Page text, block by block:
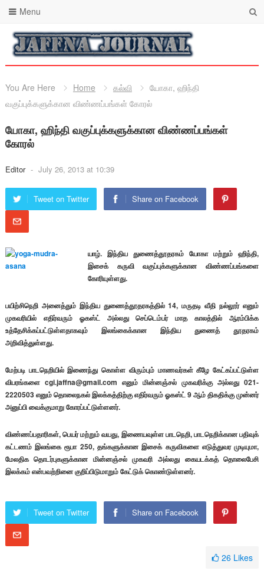
Menu
You Are Here Home கல்வி
யோகா, ஹிந்தி
வகுப்புக்களுக்கான விண்ணப்பங்கள் கோரல்
யோகா, ஹிந்தி வகுப்புக்களுக்கான விண்ணப்பங்கள்
கோரல்
Editor - July 26, 2013 at 10:39
Tweet on Twitter Share on Facebook
யாழ். இந்திய துணைத்தூதரகம் யோகா மற்றும் ஹிந்தி,
இசைக் கருவி வகுப்புக்களுக்கான விண்ணப்பங்களை
கோரியுள்ளது.
பயிற்சிநெறி அனைத்தும் இந்திய துணைத்தூதரகத்தில் 14, மருதடி வீதி நல்லூர் எனும்
முகவரியில் எதிர்வரும் ஓகஸ்ட் அல்லது செப்டெம்பர் மாத காலத்தில் ஆரம்பிக்க
உத்தேசிக்கப்பட்டுள்ளதாகவும் இலங்கைக்கான இந்திய துணைத் தூதரகம்
அறிவித்துள்ளது.
மேற்படி பாடநெறியில் இணைந்து கொள்ள விரும்பும் மாணவர்கள் கீழே கேட்கப்பட்டுள்ள
விபரங்களை cgi.jaffna@gmail.com எனும் மின்னஞ்சல் முகவரிக்கு அல்லது 021-
2220503 எனும் தொலைநகல் இலக்கத்திற்கு எதிர்வரும் ஓகஸ்ட் 9 ஆம் திகதிக்கு முன்னர்
அனுப்பி வைக்குமாறு கோரப்பட்டுள்ளனர்.
விண்ணப்பதாரிகள், பெயர் மற்றும் வயது, இணையவுள்ள பாடநெறி, பாடநெறிக்கான பதிவுக்
கட்டணம் இலங்கை ரூபா 250, தங்களுக்கான இசைக் கருவிகளை எடுத்துவர முடியுமா,
மேலதிக தொடர்புகளுக்கான மின்னஞ்சல் முகவரி அல்லது கையடக்கத் தொலைபேசி
இலக்கம் என்பவற்றினை குறிப்பிடுமாறும் கேட்டுக் கொண்டுள்ளனர்.
Tweet on Twitter Share on Facebook
26 Likes